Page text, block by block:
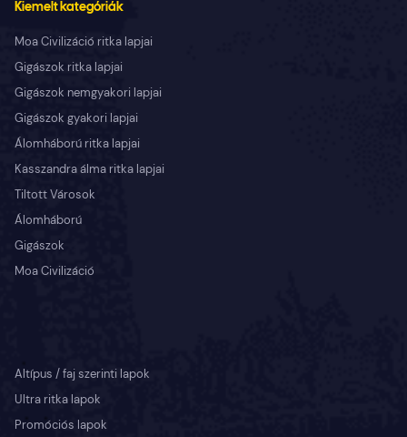
Kiemelt kategóriák
Moa Civilizáció ritka lapjai
Gigászok ritka lapjai
Gigászok nemgyakori lapjai
Gigászok gyakori lapjai
Álomháború ritka lapjai
Kasszandra álma ritka lapjai
Tiltott Városok
Álomháború
Gigászok
Moa Civilizáció
Altípus / faj szerinti lapok
Ultra ritka lapok
Promóciós lapok